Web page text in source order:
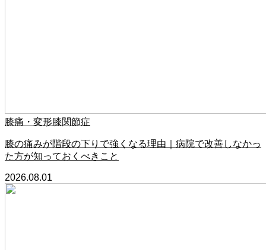
膝痛・変形膝関節症
膝の痛みが階段の下りで強くなる理由｜病院で改善しなかっ
た方が知っておくべきこと
2026.08.01